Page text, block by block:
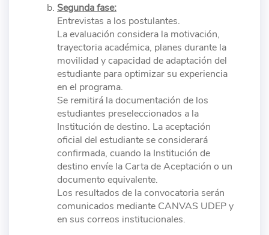
Segunda fase:
Entrevistas a los postulantes.
La evaluación considera la motivación,
trayectoria académica, planes durante la
movilidad y capacidad de adaptación del
estudiante para optimizar su experiencia
en el programa.
Se remitirá la documentación de los
estudiantes preseleccionados a la
Institución de destino. La aceptación
oficial del estudiante se considerará
confirmada, cuando la Institución de
destino envíe la Carta de Aceptación o un
documento equivalente.
Los resultados de la convocatoria serán
comunicados mediante CANVAS UDEP y
en sus correos institucionales.